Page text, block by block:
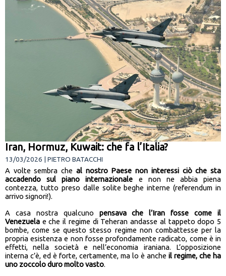
Iran, Hormuz, Kuwait: che fa l’Italia?
13/03/2026 | PIETRO BATACCHI
A volte sembra che al nostro Paese non interessi ciò che sta
accadendo sul piano internazionale e non ne abbia piena
contezza, tutto preso dalle solite beghe interne (referendum in
arrivo signori!).
A casa nostra qualcuno pensava che l’Iran fosse come il
Venezuela e che il regime di Teheran andasse al tappeto dopo 5
bombe, come se questo stesso regime non combattesse per la
propria esistenza e non fosse profondamente radicato, come è in
effetti, nella società e nell’economia iraniana. L’opposizione
interna c’è, ed è forte, certamente, ma lo è anche il regime, che ha
uno zoccolo duro molto vasto.